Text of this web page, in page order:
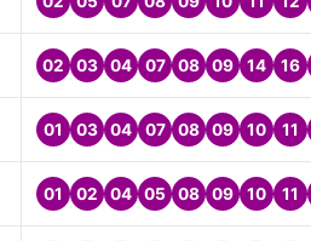
02 03 04 07 08 09 14 16
01 03 04 07 08 09 10 11
01 02 04 05 08 09 10 11